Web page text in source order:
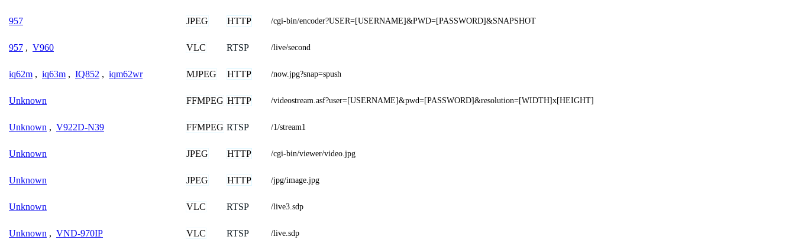
957 JPEG HTTP /cgi-bin/encoder?USER=[USERNAME]&PWD=[PASSWORD]&SNAPSHOT
957 , V960 VLC RTSP /live/second
iq62m , iq63m , IQ852 , iqm62wr MJPEG HTTP /now.jpg?snap=spush
Unknown FFMPEG HTTP /videostream.asf?user=[USERNAME]&pwd=[PASSWORD]&resolution=[WIDTH]x[HEIGHT]
Unknown , V922D-N39 FFMPEG RTSP /1/stream1
Unknown JPEG HTTP /cgi-bin/viewer/video.jpg
Unknown JPEG HTTP /jpg/image.jpg
Unknown VLC RTSP /live3.sdp
Unknown , VND-970IP VLC RTSP /live.sdp